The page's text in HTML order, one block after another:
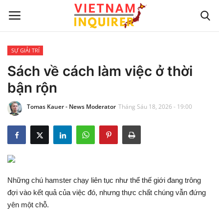
Trang chủ
Liên hệ
TIN TỨC THẾ GIỚI
CẬP NHẬT
CÔNG NGHỆ
SỰ GIẢI TRÍ
Sách về cách làm việc ở thời
bận rộn
Tomas Kauer - News Moderator Tháng Sáu 18, 2026 - 19:00
Những chú hamster chạy liên tục như thể thế giới đang trông
đợi vào kết quả của việc đó, nhưng thực chất chúng vẫn đứng
yên một chỗ.